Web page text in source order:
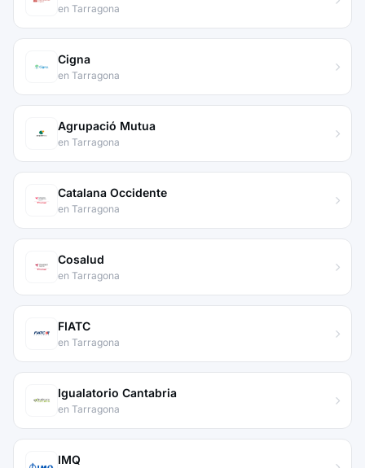
en Tarragona
Cigna
en Tarragona
Agrupació Mutua
en Tarragona
Catalana Occidente
en Tarragona
Cosalud
en Tarragona
FIATC
en Tarragona
Igualatorio Cantabria
en Tarragona
IMQ